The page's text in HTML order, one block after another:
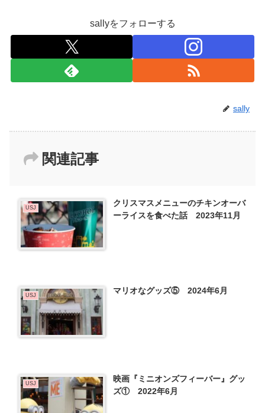
sallyをフォローする
sally
関連記事
USJ
クリスマスメニューのチキンオーバ
ーライスを食べた話 2023年11月
USJ マリオなグッズ⑤ 2024年6月
USJ
映画『ミニオンズフィーバー』グッ
ズ① 2022年6月